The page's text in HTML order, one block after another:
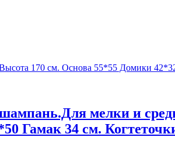
мелки и
Гамак 34 см.